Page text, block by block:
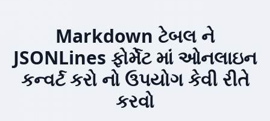
Markdown ટેબલ ને
JSONLines ફોર્મેટ માં ઓનલાઇન
કન્વર્ટ કરો નો ઉપયોગ કેવી રીતે
કરવો